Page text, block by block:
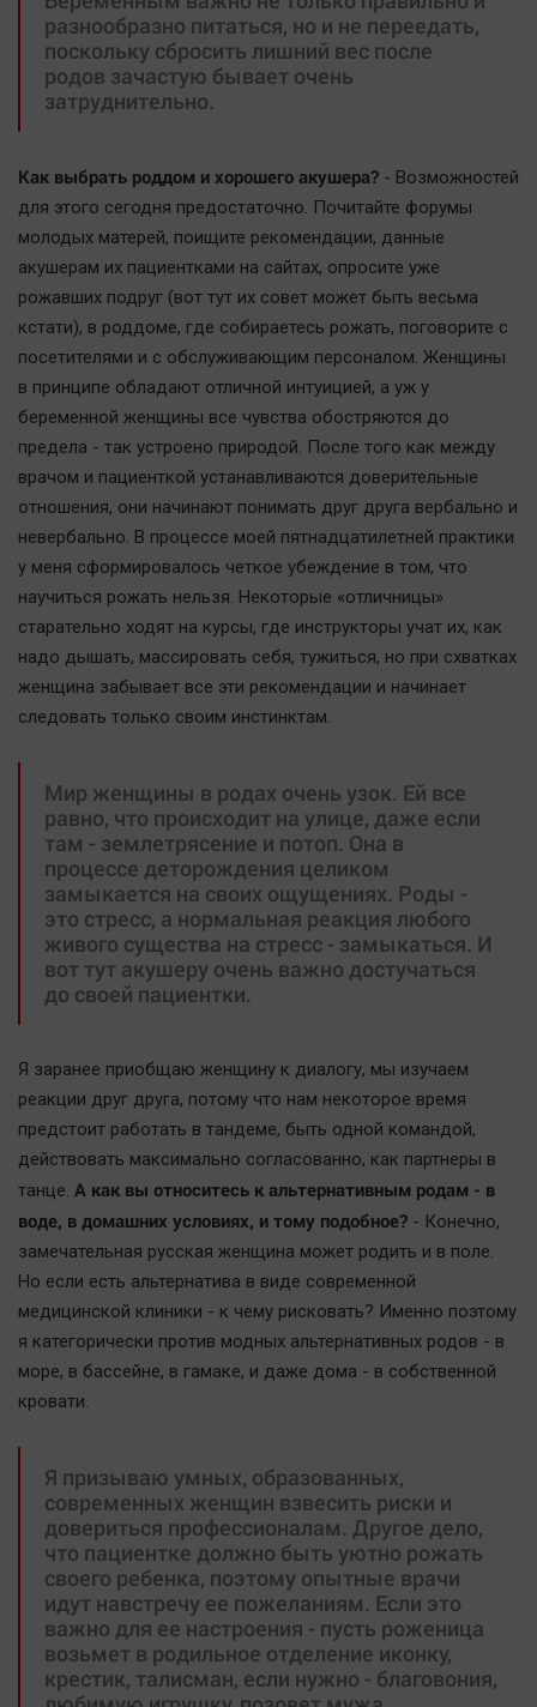
разнообразно питаться, но и не переедать,
поскольку сбросить лишний вес после
родов зачастую бывает очень
затруднительно.
Как выбрать роддом и хорошего акушера? - Возможностей
для этого сегодня предостаточно. Почитайте форумы
молодых матерей, поищите рекомендации, данные
акушерам их пациентками на сайтах, опросите уже
рожавших подруг (вот тут их совет может быть весьма
кстати), в роддоме, где собираетесь рожать, поговорите с
посетителями и с обслуживающим персоналом. Женщины
в принципе обладают отличной интуицией, а уж у
беременной женщины все чувства обостряются до
предела - так устроено природой. После того как между
врачом и пациенткой устанавливаются доверительные
отношения, они начинают понимать друг друга вербально и
невербально. В процессе моей пятнадцатилетней практики
у меня сформировалось четкое убеждение в том, что
научиться рожать нельзя. Некоторые «отличницы»
старательно ходят на курсы, где инструкторы учат их, как
надо дышать, массировать себя, тужиться, но при схватках
женщина забывает все эти рекомендации и начинает
следовать только своим инстинктам.
Мир женщины в родах очень узок. Ей все
равно, что происходит на улице, даже если
там - землетрясение и потоп. Она в
процессе деторождения целиком
замыкается на своих ощущениях. Роды -
это стресс, а нормальная реакция любого
живого существа на стресс - замыкаться. И
вот тут акушеру очень важно достучаться
до своей пациентки.
Я заранее приобщаю женщину к диалогу, мы изучаем
реакции друг друга, потому что нам некоторое время
предстоит работать в тандеме, быть одной командой,
действовать максимально согласованно, как партнеры в
танце. А как вы относитесь к альтернативным родам - в
воде, в домашних условиях, и тому подобное? - Конечно,
замечательная русская женщина может родить и в поле.
Но если есть альтернатива в виде современной
медицинской клиники - к чему рисковать? Именно поэтому
я категорически против модных альтернативных родов - в
море, в бассейне, в гамаке, и даже дома - в собственной
кровати.
Я призываю умных, образованных,
современных женщин взвесить риски и
довериться профессионалам. Другое дело,
что пациентке должно быть уютно рожать
своего ребенка, поэтому опытные врачи
идут навстречу ее пожеланиям. Если это
важно для ее настроения - пусть роженица
возьмет в родильное отделение иконку,
крестик, талисман, если нужно - благовония,